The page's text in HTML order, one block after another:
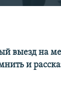
1080p
выезд на
и